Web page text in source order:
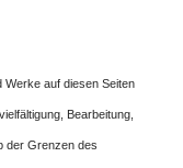
Werke auf diesen Seiten
Bearbeitung,
der Grenzen des